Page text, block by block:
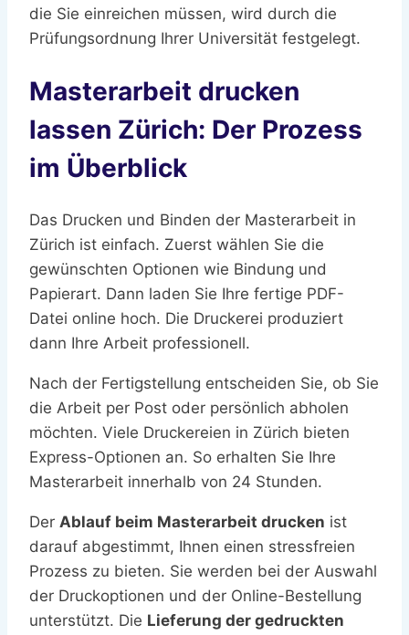
die Sie einreichen müssen, wird durch die
Prüfungsordnung Ihrer Universität festgelegt.
Masterarbeit drucken
lassen Zürich: Der Prozess
im Überblick
Das Drucken und Binden der Masterarbeit in
Zürich ist einfach. Zuerst wählen Sie die
gewünschten Optionen wie Bindung und
Papierart. Dann laden Sie Ihre fertige PDF-
Datei online hoch. Die Druckerei produziert
dann Ihre Arbeit professionell.
Nach der Fertigstellung entscheiden Sie, ob Sie
die Arbeit per Post oder persönlich abholen
möchten. Viele Druckereien in Zürich bieten
Express-Optionen an. So erhalten Sie Ihre
Masterarbeit innerhalb von 24 Stunden.
Der Ablauf beim Masterarbeit drucken ist
darauf abgestimmt, Ihnen einen stressfreien
Prozess zu bieten. Sie werden bei der Auswahl
der Druckoptionen und der Online-Bestellung
unterstützt. Die Lieferung der gedruckten